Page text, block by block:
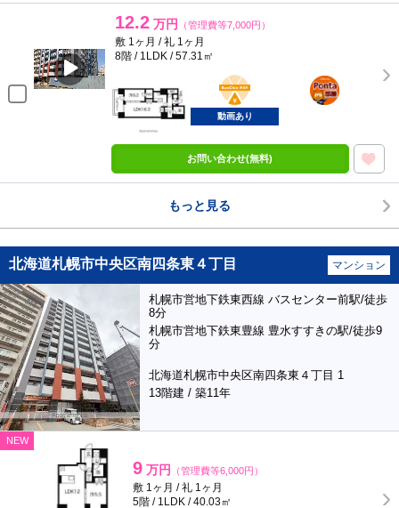
12.2 万円 （管理費等7,000円）
敷 1ヶ月 / 礼 1ヶ月
8階 / 1LDK / 57.31㎡
BunChinPAY
ポンタ
部屋
動画あり
お問い合わせ(無料)
もっと見る
北海道札幌市中央区南四条東４丁目 マンション
札幌市営地下鉄東西線 バスセンター前駅/徒歩
8分
札幌市営地下鉄東豊線 豊水すすきの駅/徒歩9
分
北海道札幌市中央区南四条東４丁目 1
13階建 / 築11年
NEW
9 万円 （管理費等6,000円）
敷 1ヶ月 / 礼 1ヶ月
5階 / 1LDK / 40.03㎡